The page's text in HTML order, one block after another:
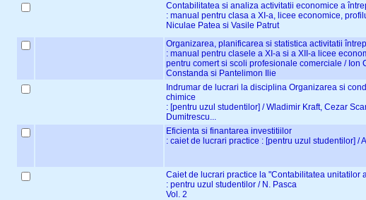
Contabilitatea si analiza activitatii economice a
: manual pentru clasa a XI-a, licee economice,
Niculae Patea si Vasile Patrut
Organizarea, planificarea si statistica activitatii
: manual pentru clasele a XI-a si a XII-a licee
pentru comert si scoli profesionale comerciale / Ion
Constanda si Pantelimon Ilie
Indrumar de lucrari la disciplina Organizarea si
chimice
: [pentru uzul studentilor] / Wladimir Kraft, Cezar
Dumitrescu...
Eficienta si finantarea investitiilor
: caiet de lucrari practice : [pentru uzul studentilor] /
Caiet de lucrari practice la "Contabilitatea unitatilor
: pentru uzul studentilor / N. Pasca
Vol. 2